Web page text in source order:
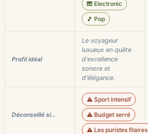
🎹 Electronic
🎵 Pop
Profil idéal
Le voyageur
luxueux en quête
d'excellence
sonore et
d'élégance.
Déconseillé si…
⚠️ Sport intensif
⚠️ Budget serré
⚠️ Les puristes filaires